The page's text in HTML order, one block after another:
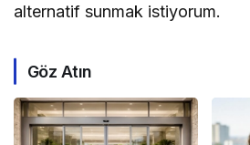
alternatif sunmak istiyorum.
Göz Atın